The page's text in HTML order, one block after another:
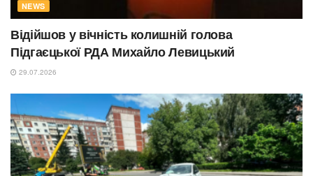
NEWS
Відійшов у вічність колишній голова
Підгаєцької РДА Михайло Левицький
29.07.2026